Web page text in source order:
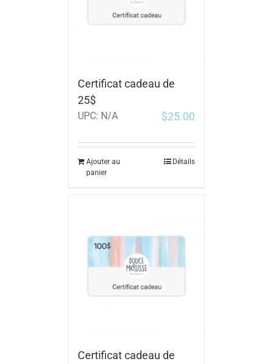
Certificat cadeau de
25$
UPC: N/A $25.00
Ajouter au
panier
Détails
Certificat cadeau de